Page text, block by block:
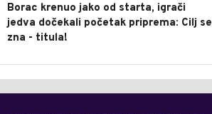
Borac krenuo jako od starta, igrači
jedva dočekali početak priprema: Cilj se
zna - titula!